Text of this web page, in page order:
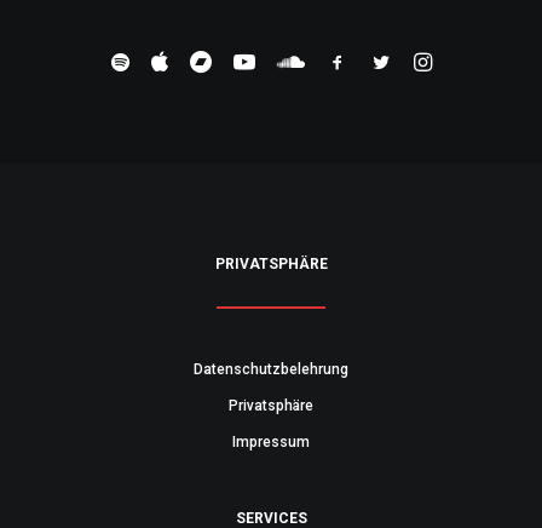
PRIVATSPHÄRE
Datenschutzbelehrung
Privatsphäre
Impressum
SERVICES